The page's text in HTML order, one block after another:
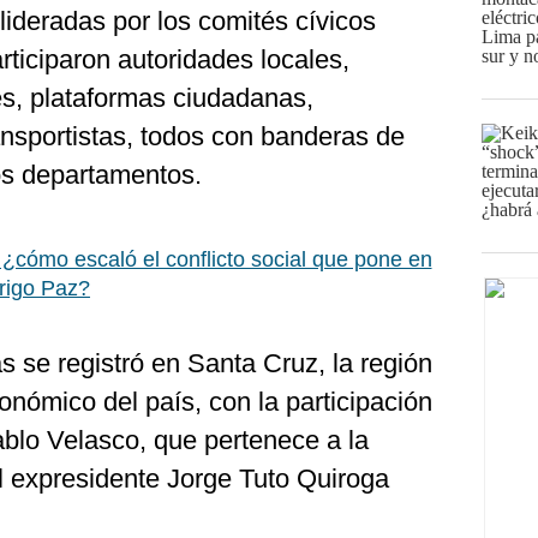
por los comités cívicos
autoridades locales,
plataformas ciudadanas,
todos con banderas de
departamentos.
escaló el conflicto social que pone en
Paz?
se registró en Santa Cruz, la región
del país, con la participación
Velasco, que pertenece a la
Jorge Tuto Quiroga